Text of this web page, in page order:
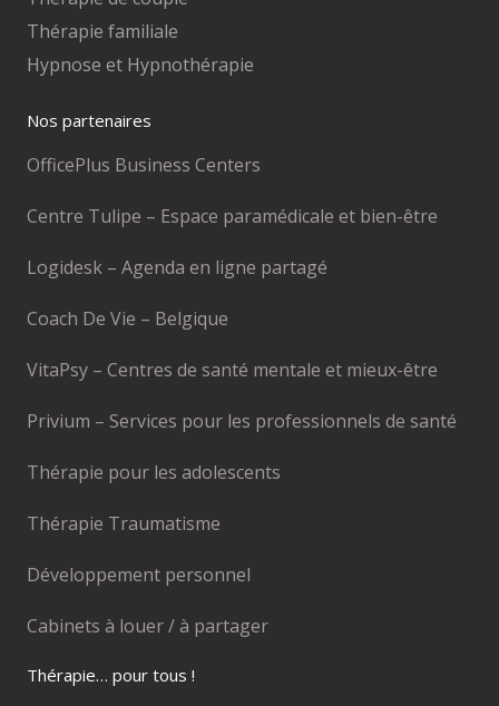
Thérapie familiale
Hypnose et Hypnothérapie
Nos partenaires
OfficePlus Business Centers
Centre Tulipe – Espace paramédicale et bien-être
Logidesk – Agenda en ligne partagé
Coach De Vie – Belgique
VitaPsy – Centres de santé mentale et mieux-être
Privium – Services pour les professionnels de santé
Thérapie pour les adolescents
Thérapie Traumatisme
Développement personnel
Cabinets à louer / à partager
Thérapie… pour tous !